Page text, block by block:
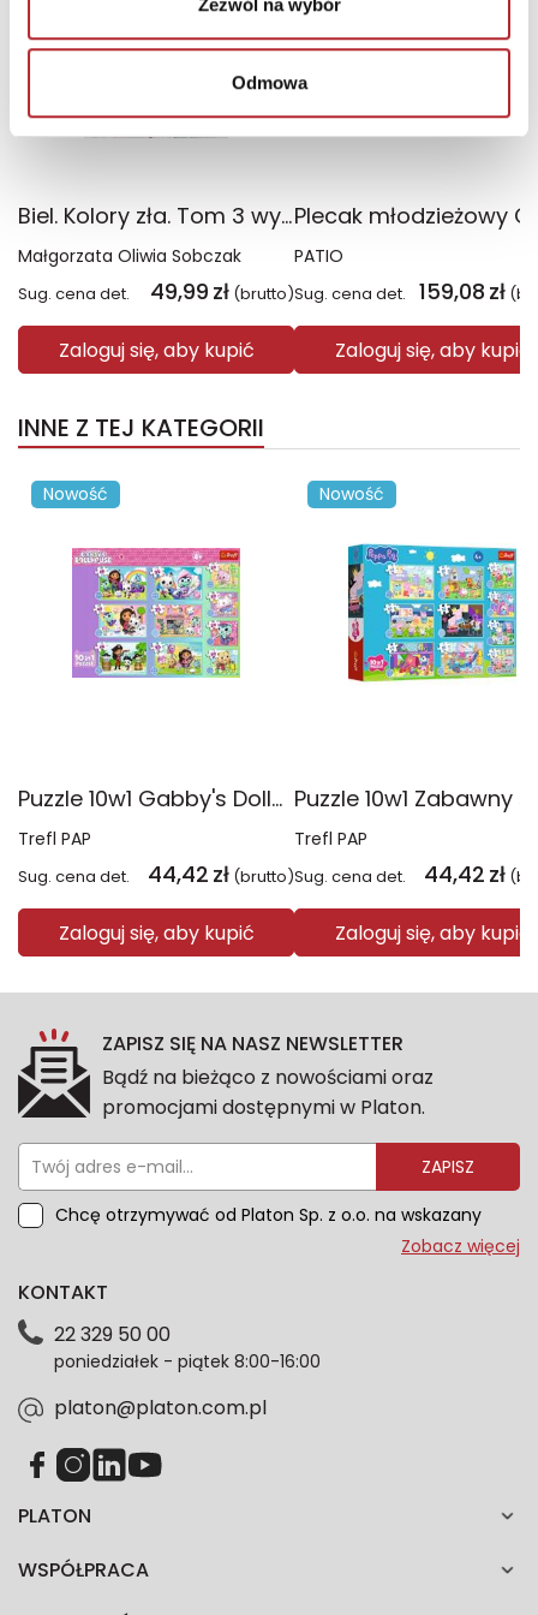
Odmowa
Biel. Kolory zła. Tom 3 wyd. 2025
Małgorzata Oliwia Sobczak
Sug. cena det. 49,99 zł (brutto)
Zaloguj się, aby kupić
PATIO
Sug. cena det. 159,08 zł
Zaloguj się, aby kupić
INNE Z TEJ KATEGORII
Nowość
Puzzle 10w1 Gabby's Dollhouse Gabby i jej świat 96014
Trefl PAP
Sug. cena det. 44,42 zł (brutto)
Zaloguj się, aby kupić
Nowość
Trefl PAP
Sug. cena det. 44,42 zł
Zaloguj się, aby kupić
ZAPISZ SIĘ NA NASZ NEWSLETTER
Bądź na bieżąco z nowościami oraz
promocjami dostępnymi w Platon.
ZAPISZ
Chcę otrzymywać od Platon Sp. z o.o. na wskazany
przeze mnie adres e-mail informacje marketingowe
dotyczące danych osobowych znajdziesz w naszej
każdym czasie. Wycofanie zgody nie wpłynie na
zgodność z prawem przetwarzania dokonanego przed
Zobacz więcej
PLATON
WSPÓŁPRACA
KONTAKT
22 329 50 00
poniedziałek - piątek 8:00-16:00
platon@platon.com.pl